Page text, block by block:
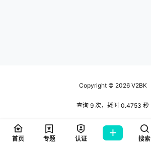
Copyright © 2026V2BK
查询 9 次，耗时 0.4753 秒
首页 专题 认证 搜索